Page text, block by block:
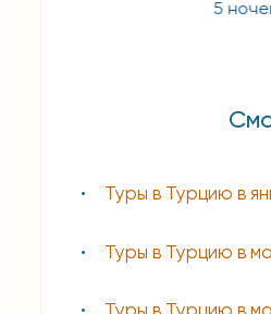
5 ночей
Туры в Турцию в
Туры в Турцию в